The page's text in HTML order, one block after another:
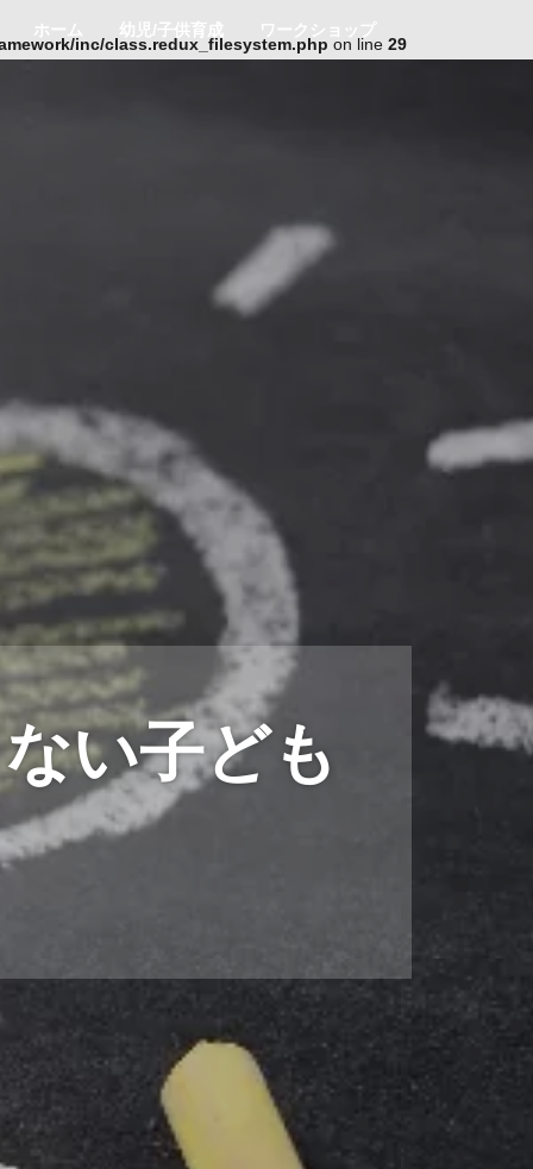
inc/class.redux_filesystem.php on line 29
ホーム 幼児/子供育成 ワークショップ
い子ども